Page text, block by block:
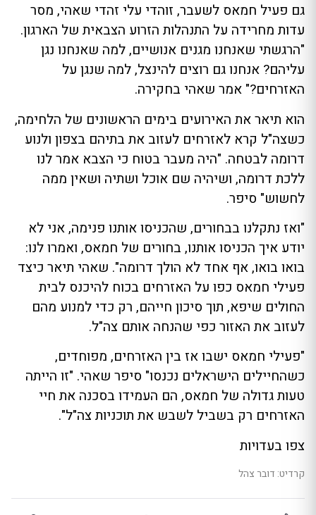
גם פעיל חמאס לשעבר, זוהדי עלי זהדי שאהי, מסר
עדות מחרידה על התנהלות הזרוע הצבאית של הארגון.
"הרגשתי שאנחנו מגנים אנושיים, למה שאנחנו נגן
עליהם? אנחנו גם רוצים להינצל, למה שנגן על
האזרחים?" אמר שאהי בחקירה.
הוא תיאר את האירועים בימים הראשונים של הלחימה,
כשצה"ל קרא לאזרחים לעזוב את בתיהם בצפון ולנוע
דרומה לבטחה. "היה מעבר בטוח כי הצבא אמר לנו
ללכת דרומה, ושיהיה שם אוכל ושתיה ושאין ממה
לחשוש" סיפר.
"ואז נתקלנו בבחורים, שהכניסו אותנו פנימה, אני לא
יודע איך הכניסו אותנו, בחורים של חמאס, ואמרו לנו:
בואו בואו, אף אחד לא הולך דרומה". שאהי תיאר כיצד
פעילי חמאס כפו על האזרחים בכוח להיכנס לבית
החולים שיפא, תוך סיכון חייהם, רק כדי למנוע מהם
לעזוב את האזור כפי שהנחה אותם צה"ל.
"פעילי חמאס ישבו אז בין האזרחים, מפוחדים,
כשהחיילים הישראלים נכנסו" סיפר שאהי. "זו הייתה
טעות גדולה של חמאס, הם העמידו בסכנה את חיי
האזרחים רק בשביל לשבש את תוכניות צה"ל".
צפו בעדויות
קרדיט: דובר צהל